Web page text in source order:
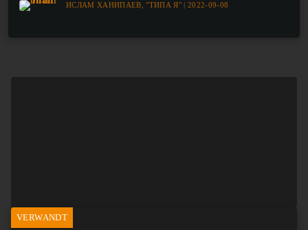
ИСЛАМ ХАНИПАЕВ, "ТИПА Я" | 2022-09-08
VERWANDT